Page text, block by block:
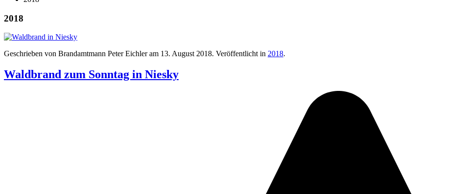
2018
Geschrieben von Brandamtmann Peter Eichler am 13. August 2018. Veröffentlicht in 2018.
Waldbrand zum Sonntag in Niesky